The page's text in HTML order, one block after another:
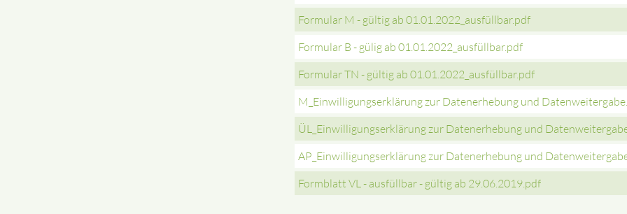
Formular M - gültig ab 01.01.2022_ausfüllbar.pdf
Formular B - gülig ab 01.01.2022_ausfüllbar.pdf
Formular TN - gültig ab 01.01.2022_ausfüllbar.pdf
M_Einwilligungserklärung zur Datenerhebung und
ÜL_Einwilligungserklärung zur Datenerhebung und
AP_Einwilligungserklärung zur Datenerhebung und
Formblatt VL - ausfüllbar - gültig ab 29.06.2019.pdf